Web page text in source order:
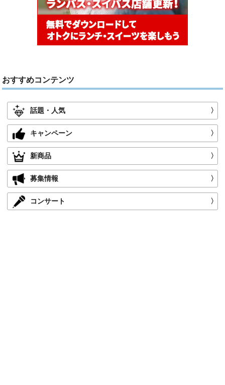
おすすめコンテンツ
話題・人気 〉
キャンペーン 〉
新商品 〉
募集情報 〉
コンサート 〉